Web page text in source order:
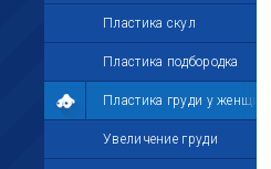
Пластика скул
Пластика подбородка
Пластика груди у женщин
Увеличение груди